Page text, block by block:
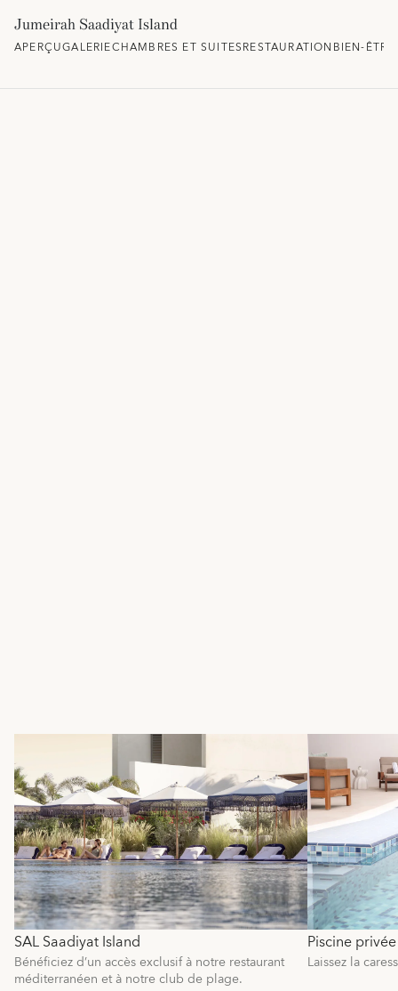
Jumeirah Saadiyat Island
APERÇUGALERIECHAMBRES ET SUITESRESTAURATIONBIEN-ÊTRE
SAL Saadiyat Island
Bénéficiez d’un accès exclusif à notre restaurant
méditerranéen et à notre club de plage.
Piscine privée
Laissez la